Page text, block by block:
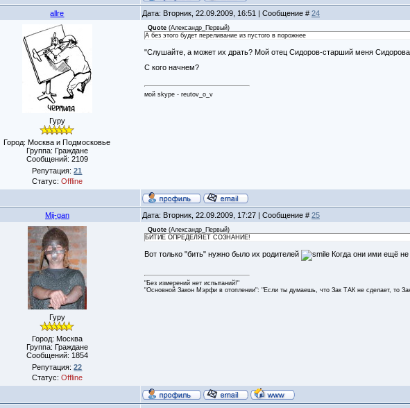
allre Дата: Вторник, 22.09.2009, 16:51 | Сообщение # 24
Гуру
Город: Москва и Подмосковье
Группа: Граждане
Сообщений: 2109
Репутация:21
Статус: Offline
Quote(Александр_Первый)
А без этого будет переливание из пустого в порожнее
"Слушайте, а может их драть? Мой отец Сидоров-старший меня
С кого начнем?
мой skype - reutov_o_v
Mij-gan Дата: Вторник, 22.09.2009, 17:27 | Сообщение # 25
Гуру
Город: Москва
Группа: Граждане
Сообщений: 1854
Репутация:22
Статус: Offline
Quote(Александр_Первый)
БИТИЁ ОПРЕДЕЛЯЕТ СОЗНАНИЁ!
Вот только "бить" нужно было их родителей Когда они ими ещё не
"Без измерений нет испытаний!"
"Основной Закон Мэрфи в отоплении": "Если ты думаешь, что Зак ТАК не сделает, то